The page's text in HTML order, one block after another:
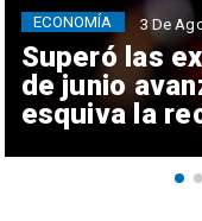
Superó las
de junio
esquiva la
ECONOMÍA 3 De